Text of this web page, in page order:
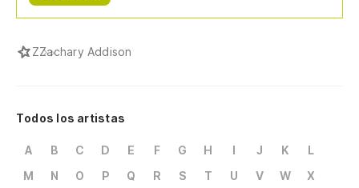
ZZachary Addison
Todos los artistas
A B C D E F G H I J K
L
M
N O P Q R S T U V W
X